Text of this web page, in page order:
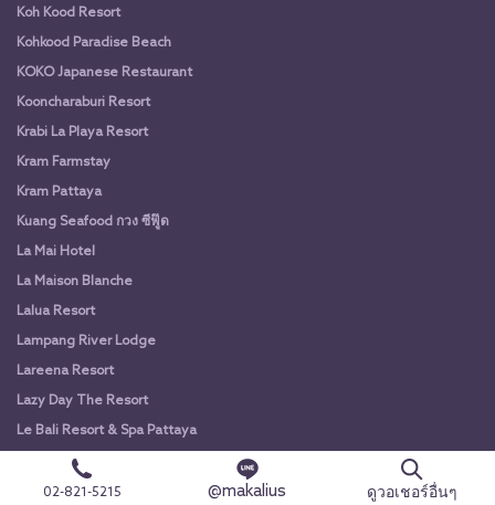
Koh Kood Resort
Kohkood Paradise Beach
KOKO Japanese Restaurant
Kooncharaburi Resort
Krabi La Playa Resort
Kram Farmstay
Kram Pattaya
Kuang Seafood กวง ซีฟู๊ด
La Mai Hotel
La Maison Blanche
Lalua Resort
Lampang River Lodge
Lareena Resort
Lazy Day The Resort
Le Bali Resort & Spa Pattaya
Le Charme
Le Villa02-821-5215 @makalius ดูวอเชอร์อื่นๆ